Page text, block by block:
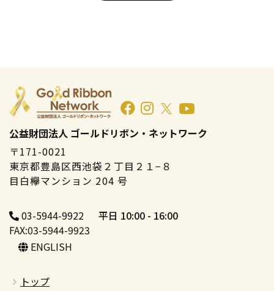
公益財団法人 ゴールドリボン・ネットワーク
〒171-0021
東京都豊島区西池袋２丁目２１−８
目白欅マンション 204 号
03-5944-9922
平日 10:00 - 16:00
FAX:03-5944-9923
ENGLISH
トップ